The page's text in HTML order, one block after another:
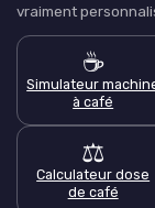
vraiment
☕
Simulateur
à café
⚖️
Calculateur dose
de café